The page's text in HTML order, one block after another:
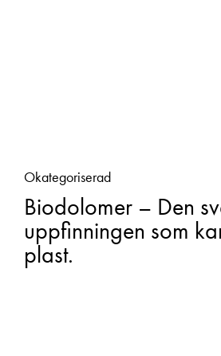
Okategoriserad
Biodolomer – Den
uppfinningen som
plast.